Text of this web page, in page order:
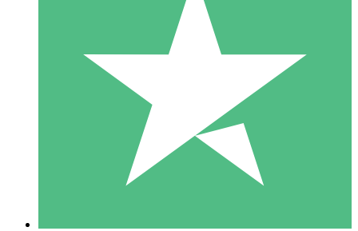
Individuella Kreditpaket
Betala per användning med nedladdningskrediter. Inget
1 Nedladdningar
10 00